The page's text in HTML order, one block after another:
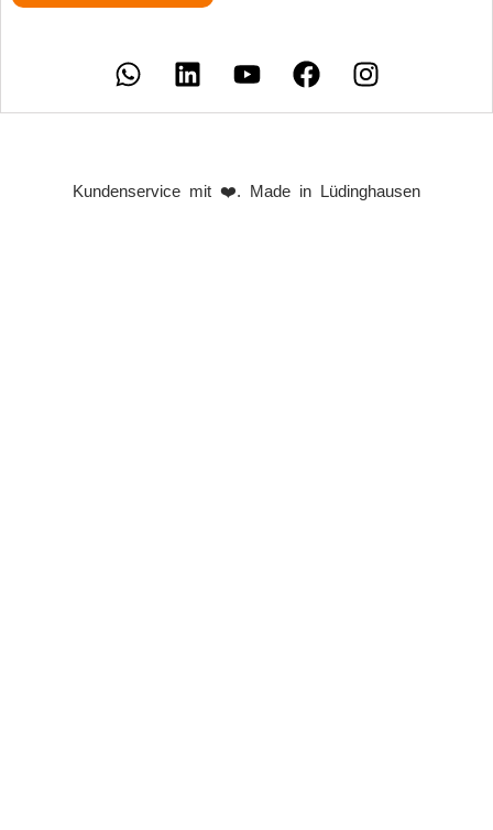
Kundenservice mit ❤️. Made in Lüdinghausen